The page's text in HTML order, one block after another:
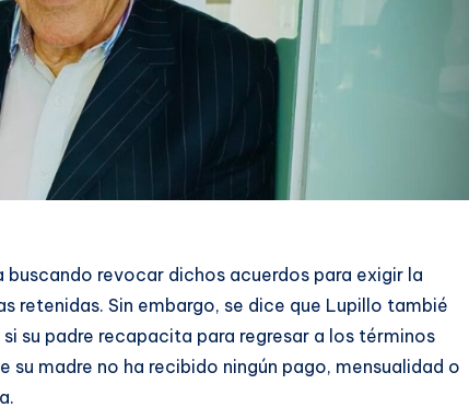
revocar dichos acuerdos para exigir la
retenidas. Sin embargo, se dice que Lupillo tambié
su padre recapacita para regresar a los términos
su madre no ha recibido ningún pago, mensualidad o